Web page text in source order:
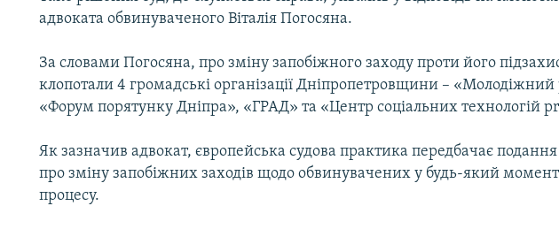
адвоката обвинуваченого Віталія Погосяна.
За словами Погосяна, про зміну запобіжного заходу проти його
клопотали 4 громадські організації Дніпропетровщини – «Молодіжний
«Форум порятунку Дніпра», «ГРАД» та «Центр соціальних технологій
Як зазначив адвокат, європейська судова практика передбачає
про зміну запобіжних заходів щодо обвинувачених у будь-який момент
процесу.